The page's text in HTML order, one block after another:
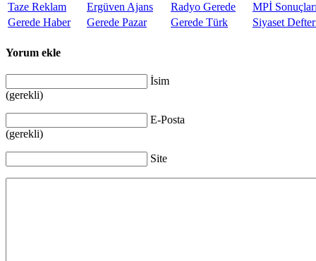
Taze Reklam Ergüven Ajans Radyo Gerede
MPİ
Gerede Haber
Gerede Pazar Gerede Türk Siyaset
Yorum ekle
İsim
(gerekli)
E-Posta
(gerekli)
Site